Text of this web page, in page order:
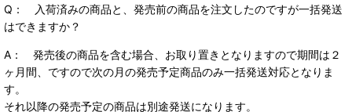
Q： 入荷済みの商品と、発売前の商品を注文したのですが一括発送
はできますか？
A： 発売後の商品を含む場合、お取り置きとなりますので期間は２
ヶ月間、ですので次の月の発売予定商品のみ一括発送対応となりま
す。
それ以降の発売予定の商品は別途発送になります。